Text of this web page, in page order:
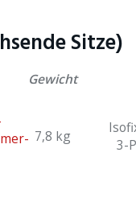
Sitze)
Gewicht
7,8 kg
3-